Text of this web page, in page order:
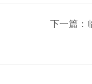
下一篇：